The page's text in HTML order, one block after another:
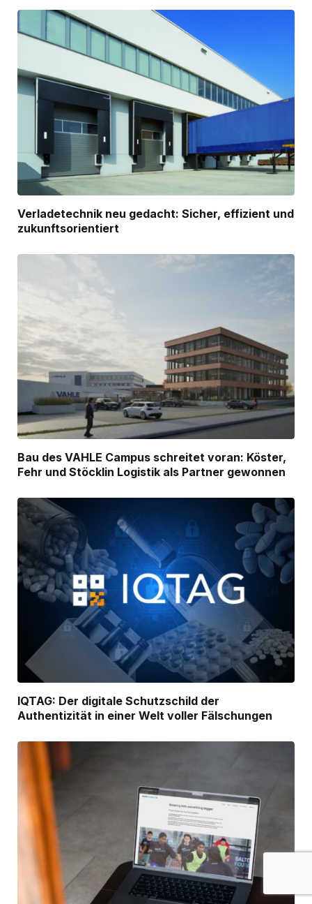
Verladetechnik neu gedacht: Sicher, effizient und
zukunftsorientiert
Bau des VAHLE Campus schreitet voran: Köster,
Fehr und Stöcklin Logistik als Partner gewonnen
IQTAG: Der digitale Schutzschild der
Authentizität in einer Welt voller Fälschungen